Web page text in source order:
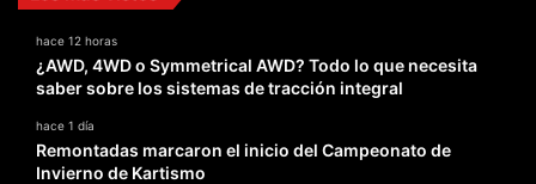
hace 12 horas
¿AWD, 4WD o Symmetrical AWD? Todo lo que necesita
saber sobre los sistemas de tracción integral
hace 1 día
Remontadas marcaron el inicio del Campeonato de
Invierno de Kartismo